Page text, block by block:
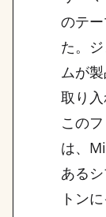
のテ
た。
ムが
取り入
この
は、
ある
トン